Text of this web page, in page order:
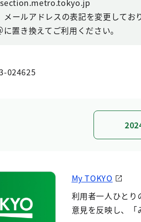
section.metro.tokyo.jp
ールアドレスの表記を変更しており
置き換えてご利用ください。
024625
My TOKYO
利用者一人ひとり
意見を反映し、「